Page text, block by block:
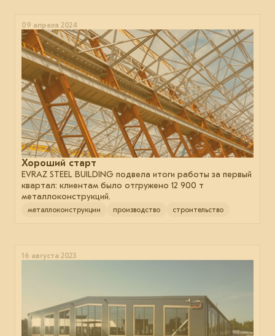
09 апреля 2024
Хороший старт
EVRAZ STEEL BUILDING подвела итоги работы за первый
квартал: клиентам было отгружено 12 900 т
металлоконструкций.
металлоконструкции производство строительство
16 августа 2023